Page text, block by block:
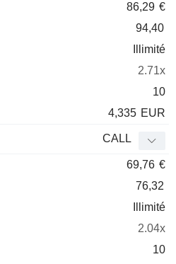
86,29 €
94,40
Illimité
2.71x
10
4,335 EUR
CALL
69,76 €
76,32
Illimité
2.04x
10